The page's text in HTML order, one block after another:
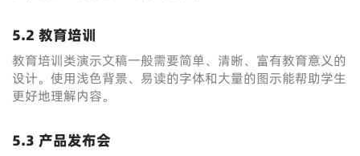
5.2 教育培训
教育培训类演示文稿一般需要简单、清晰、富有教育意义的
设计。使用浅色背景、易读的字体和大量的图示能帮助学生
更好地理解内容。
5.3 产品发布会